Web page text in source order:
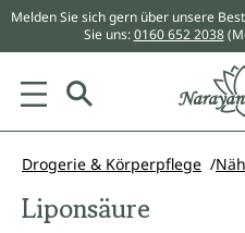
springen
Melden Sie sich gern über unsere
Sie uns:0160 652 2038
Drogerie & Körperpflege
Liponsäure